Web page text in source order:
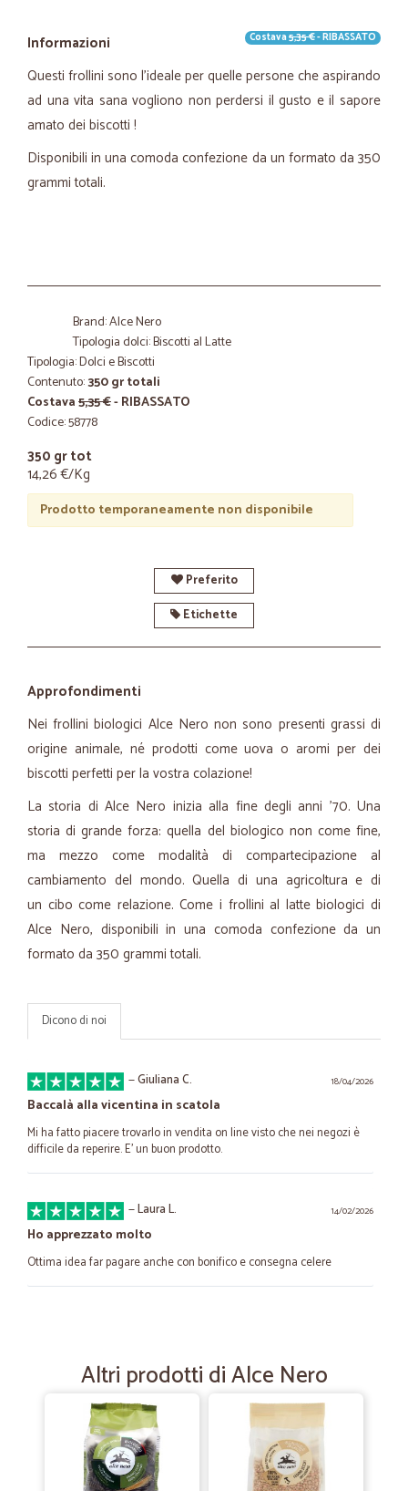
Informazioni Costava5,35 €- RIBASSATO
Questi frollini sono l'ideale per quelle persone che aspirando
ad una vita sana vogliono non perdersi il gusto e il sapore
amato dei biscotti !
Disponibili in una comoda confezione da un formato da 350
grammi totali.
Brand: Alce Nero
Tipologia dolci: Biscotti al Latte
Tipologia: Dolci e Biscotti
Contenuto:350 gr totali
Costava5,35 €- RIBASSATO
Codice: 58778
350 gr tot
14,26 €/Kg
Prodotto temporaneamente non disponibile
Preferito
Etichette
Approfondimenti
Nei frollini biologici Alce Nero non sono presenti grassi di
origine animale, né prodotti come uova o aromi per dei
biscotti perfetti per la vostra colazione!
La storia di Alce Nero inizia alla fine degli anni ’70. Una
storia di grande forza: quella del biologico non come fine,
ma mezzo come modalità di compartecipazione al
cambiamento del mondo. Quella di una agricoltura e di
un cibo come relazione. Come i frollini al latte biologici di
Alce Nero, disponibili in una comoda confezione da un
formato da 350 grammi totali.
Dicono di noi
18/04/2026
—Giuliana C.
Baccalà alla vicentina in scatola
Mi ha fatto piacere trovarlo in vendita on line visto che nei negozi è
difficile da reperire. E' un buon prodotto.
14/02/2026
—Laura L.
Ho apprezzato molto
Ottima idea far pagare anche con bonifico e consegna celere
Direi molto positiva Grazie
—Elena B.
Ottimi prodotti
Altri prodotti di Alce Nero